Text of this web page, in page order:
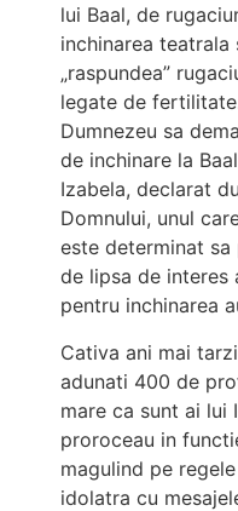
lui Baal, de
inchinarea
„raspundea”
legate de
Dumnezeu sa
de inchinare la
Izabela, declarat
Domnului, unul
este determinat
de lipsa de interes
pentru inchinarea
Cativa ani mai
adunati 400 de
mare ca sunt ai lui
proroceau in
magulind pe
idolatra cu